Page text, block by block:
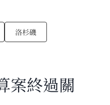
洛杉磯
案終過關